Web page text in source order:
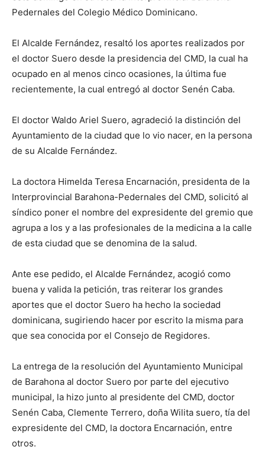
Pedernales del Colegio Médico Dominicano.
El Alcalde Fernández, resaltó los aportes realizados por
el doctor Suero desde la presidencia del CMD, la cual ha
ocupado en al menos cinco ocasiones, la última fue
recientemente, la cual entregó al doctor Senén Caba.
El doctor Waldo Ariel Suero, agradeció la distinción del
Ayuntamiento de la ciudad que lo vio nacer, en la persona
de su Alcalde Fernández.
La doctora Himelda Teresa Encarnación, presidenta de la
Interprovincial Barahona-Pedernales del CMD, solicitó al
síndico poner el nombre del expresidente del gremio que
agrupa a los y a las profesionales de la medicina a la calle
de esta ciudad que se denomina de la salud.
Ante ese pedido, el Alcalde Fernández, acogió como
buena y valida la petición, tras reiterar los grandes
aportes que el doctor Suero ha hecho la sociedad
dominicana, sugiriendo hacer por escrito la misma para
que sea conocida por el Consejo de Regidores.
La entrega de la resolución del Ayuntamiento Municipal
de Barahona al doctor Suero por parte del ejecutivo
municipal, la hizo junto al presidente del CMD, doctor
Senén Caba, Clemente Terrero, doña Wilita suero, tía del
expresidente del CMD, la doctora Encarnación, entre
otros.